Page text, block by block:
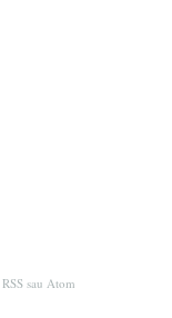
RSS sau Atom